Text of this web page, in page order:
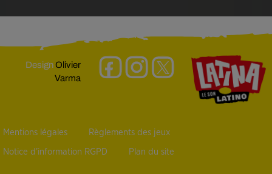
DesignOlivier
Varma
Mentions légales Règlements des jeux
Notice d’information RGPD Plan du site